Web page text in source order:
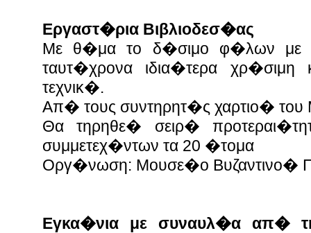
Εργαστ�ρια Βιβλιοδεσ�ας
Με θ�μα το δ�σιμο φ�λων
ταυτ�χρονα ιδια�τερα χρ�σιμη
τεχνικ�.
Απ� τους συντηρητ�ς χαρτιο�
Θα τηρηθε� σειρ�
συμμετεχ�ντων τα 20 �τομα
Οργ�νωση: Μουσε�ο Βυζαντινο�
Εγκα�νια με συναυλ�α απ�